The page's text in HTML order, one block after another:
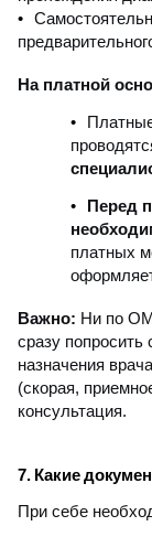
На платной
Перед
платных
Важно: Ни по
сразу
назначения
(скорая,
консультация.
7. Какие
При себе